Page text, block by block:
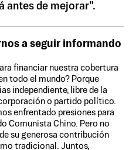
antes de mejorar".
a seguir informando
financiar nuestra cobertura
todo el mundo? Porque
independiente, libre de la
o partido político.
enfrentado presiones para
Comunista Chino. Pero no
su generosa contribución
tradicional. Juntos,